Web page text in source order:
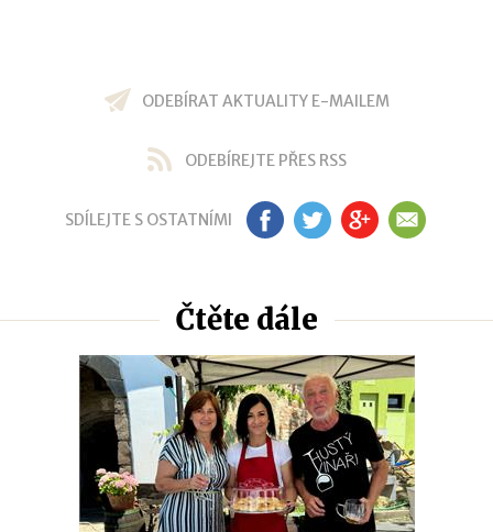
ODEBÍRAT AKTUALITY E-MAILEM
ODEBÍREJTE PŘES RSS
SDÍLEJTE S OSTATNÍMI FB TW GP EM
Čtěte dále